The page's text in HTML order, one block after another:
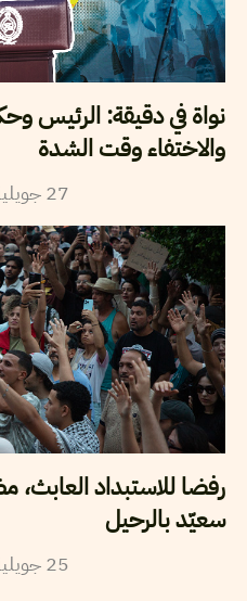
نواة في دقيقة: الرئيس
والاختفاء وقت الشدة
27
رفضا للاستبداد
سعيّد بالرحيل
25